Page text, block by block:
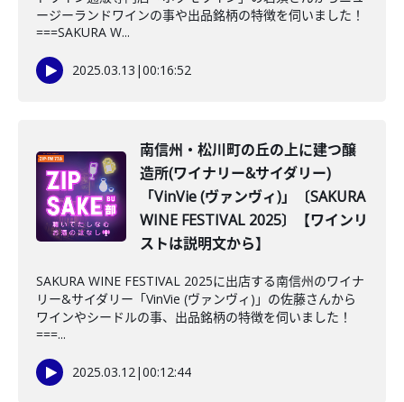
ージーランドワインの事や出品銘柄の特徴を伺いました！
===SAKURA W...
2025.03.13 |00:16:52
南信州・松川町の丘の上に建つ醸
造所(ワイナリー&サイダリー)
「VinVie (ヴァンヴィ)」〔SAKURA
WINE FESTIVAL 2025〕【ワインリ
ストは説明文から】
SAKURA WINE FESTIVAL 2025に出店する南信州のワイナ
リー&サイダリー「VinVie (ヴァンヴィ)」の佐藤さんから
ワインやシードルの事、出品銘柄の特徴を伺いました！
===...
2025.03.12|00:12:44